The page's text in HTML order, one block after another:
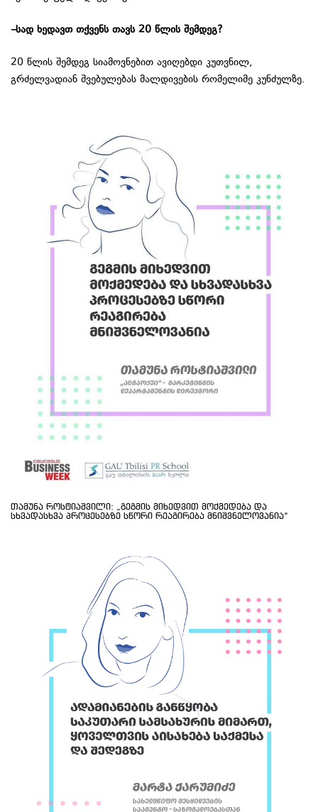
–სად ხედავთ თქვენს თავს 20 წლის შემდეგ?
20 წლის შემდეგ სიამოვნებით ავიღებდი კუთვნილ,
გრძელვადიან შვებულებას მალდივების რომელიმე კუნძულზე.
თამუნა როსტიაშვილი: „გეგმის მიხედვით მოქმედება და
სხვადასხვა პროცესებზე სწორი რეაგირება მნიშვნელოვანია“